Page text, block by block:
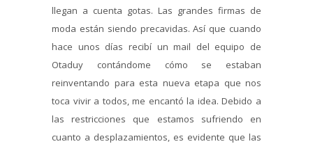
llegan a cuenta gotas. Las grandes firmas de
moda están siendo precavidas. Así que cuando
hace unos días recibí un mail del equipo de
Otaduy contándome cómo se estaban
reinventando para esta nueva etapa que nos
toca vivir a todos, me encantó la idea. Debido a
las restricciones que estamos sufriendo en
cuanto a desplazamientos, es evidente que las